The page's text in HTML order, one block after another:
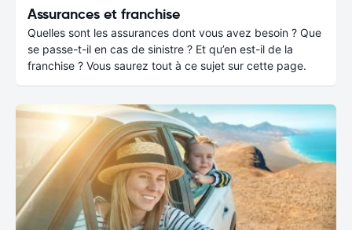
Assurances et franchise
Quelles sont les assurances dont vous avez besoin ? Que
se passe-t-il en cas de sinistre ? Et qu’en est-il de la
franchise ? Vous saurez tout à ce sujet sur cette page.